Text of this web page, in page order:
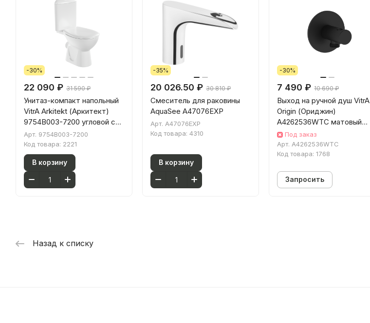
-30%
22 090 ₽ 31 590 ₽
Унитаз-компакт напольный
VitrA Arkitekt (Аркитект)
9754B003-7200 угловой с
сиденьем без микролифта
белый санитарный фарфор
Арт. 9754B003-7200
Код товара: 2221
В корзину
-35%
20 026.50 ₽ 30 810 ₽
Смеситель для раковины
AquaSee A47076EXP
Арт. A47076EXP
Код товара: 4310
В корзину
-30%
7 490 ₽ 10 690 ₽
Выход на ручной душ VitrA
Origin (Ориджин)
A4262536WTC матовый
черный латунь
Под заказ
Арт. A4262536WTC
Код товара: 1768
Запросить
Назад к списку